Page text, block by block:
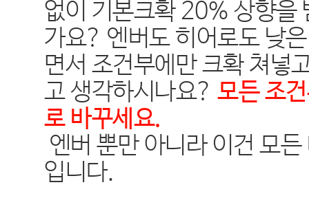
없이 기본크확 20% 상향을
가요? 엔버도 히어로도 낮
면서 조건부에만 크확 쳐넣
고 생각하시나요?모든 조
로 바꾸세요.
엔버 뿐만 아니라 이건 모
입니다.